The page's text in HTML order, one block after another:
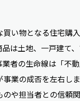
い物となる住宅購
は土地、一戸建て
者の生命線は「不
業の成否を左右し
や担当者との信頼